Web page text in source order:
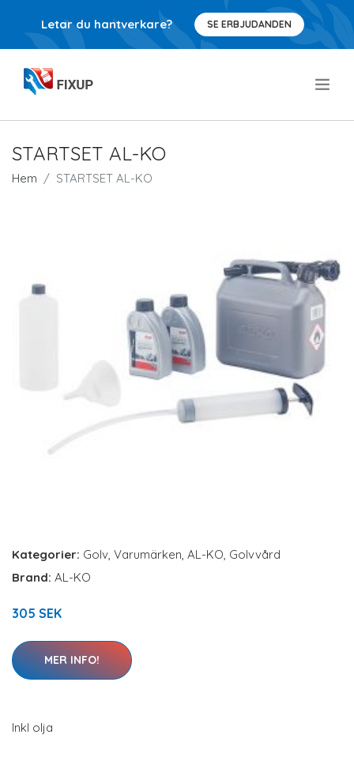
Letar du hantverkare? SE ERBJUDANDEN
STARTSET AL-KO
Hem STARTSET AL-KO
Kategorier: Golv, Varumärken, AL-KO, Golvvård
Brand: AL-KO
305 SEK
MER INFO!
Inkl olja